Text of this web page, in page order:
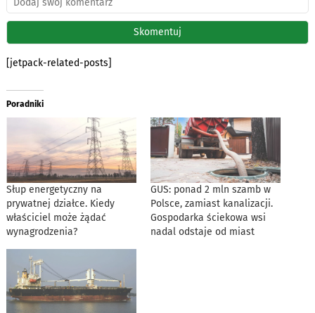
[jetpack-related-posts]
Poradniki
Słup energetyczny na
prywatnej działce. Kiedy
właściciel może żądać
wynagrodzenia?
GUS: ponad 2 mln szamb w
Polsce, zamiast kanalizacji.
Gospodarka ściekowa wsi
nadal odstaje od miast